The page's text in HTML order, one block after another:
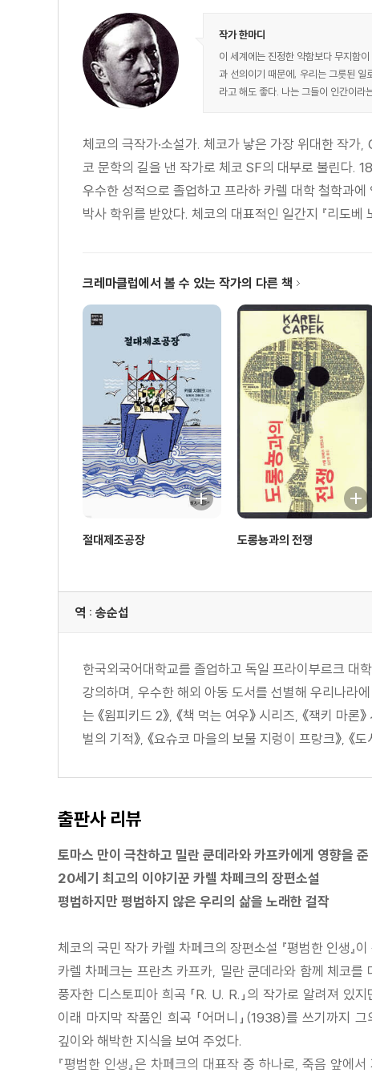
작가 한마디
이 세계에는 진정한 약함보다 무지함
과 선의이기 때문에, 우리는 그릇된
라고 해도 좋다. 나는 그들이 인간이라
체코의 극작가·소설가. 체코가 낳은 가장 위대한 작가
코 문학의 길을 낸 작가로 체코 SF의 대부로 불린다.
우수한 성적으로 졸업하고 프라하 카렐 대학 철학과
박사 학위를 받았다. 체코의 대표적인 일간지 『리도베
크레마클럽에서 볼 수 있는 작가의 다른 책
절대제조공장 도롱뇽과의 전쟁
역 : 송순섭
한국외국어대학교를 졸업하고 독일 프라이부르크 대
강의하며, 우수한 해외 아동 도서를 선별해 우리나라
는 《윔피키드 2》, 《책 먹는 여우》 시리즈, 《잭키 마론
벌의 기적》, 《요슈코 마을의 보물 지렁이 프랑크》, 《도
출판사 리뷰
토마스 만이 극찬하고 밀란 쿤데라와 카프카에게 영향을 준
20세기 최고의 이야기꾼 카렐 차페크의 장편소설
평범하지만 평범하지 않은 우리의 삶을 노래한 걸작
체코의 국민 작가 카렐 차페크의 장편소설 『평범한 인생
카렐 차페크는 프란츠 카프카, 밀란 쿤데라와 함께 체코를
풍자한 디스토피아 희곡 「R. U. R.」의 작가로 알려져 있
이래 마지막 작품인 희곡 「어머니」(1938)를 쓰기까지
깊이와 해박한 지식을 보여 주었다.
『평범한 인생』은 차페크의 대표작 중 하나로, 죽음 앞에